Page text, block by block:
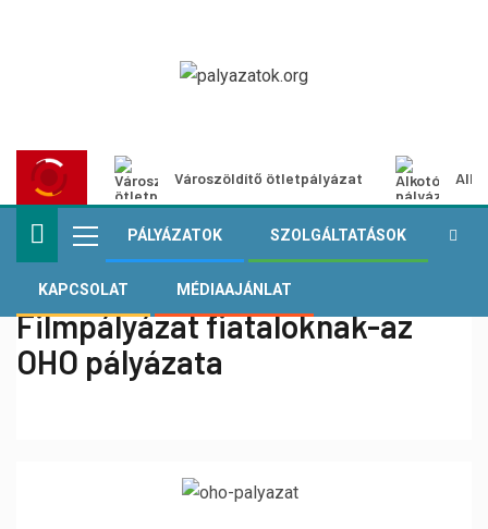
Városzöldítő ötletpályázat
PÁLYÁZATOK SZOLGÁLTATÁSOK
KAPCSOLAT MÉDIAAJÁNLAT
Filmpályázat fiataloknak-az
OHO pályázata